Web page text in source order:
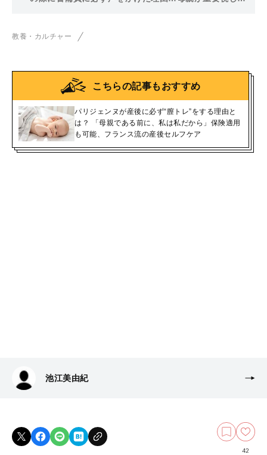
教養・カルチャー
こちらの記事もおすすめ
パリジェンヌが産後に必ず“膣トレ”をする理由と
は？ 「母親である前に、私は私だから」保険適用
も可能、フランス流の産後セルフケア
池江美由紀
42